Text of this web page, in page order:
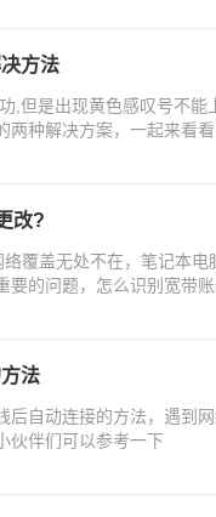
方法
,但是出现黄色感叹号不能
两种解决方案，一起来看
改?
覆盖无处不在，笔记本电
要的问题，怎么识别宽带
法
自动连接的方法，遇到
伙伴们可以参考一下